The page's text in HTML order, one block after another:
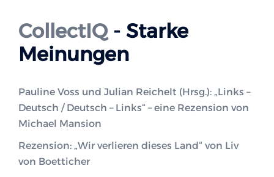
CollectIQ- Starke
Meinungen
Pauline Voss und Julian Reichelt (Hrsg.): „Links –
Deutsch / Deutsch – Links“ – eine Rezension von
Michael Mansion
Rezension: „Wir verlieren dieses Land“ von Liv
von Boetticher